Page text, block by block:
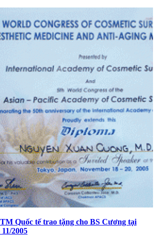
Quốc tế trao tặng cho BS Cương tại
2005